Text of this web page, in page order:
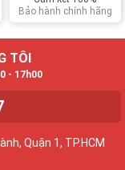
Bảo hành chính hãng
TÔI
- 17h00
Quận 1, TP.HCM